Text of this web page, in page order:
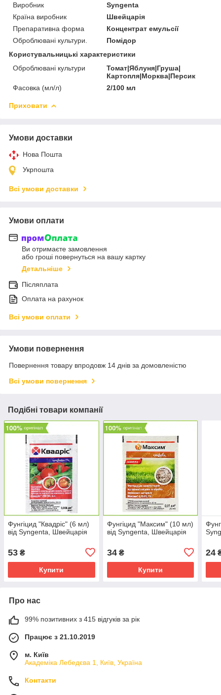
Виробник
Syngenta
Країна виробник
Швейцарія
Препаративна форма
Концентрат емульсії
Оброблювані культури.
Помідор
Користувальницькі характеристики
Оброблювані культури
Томат|Яблуня|Груша|
Картопля|Морква|Персик
Фасовка (мл/л)
2/100 мл
Приховати
Умови доставки
Нова Пошта
Укрпошта
Всі умови доставки
Умови оплати
Ви отримаєте замовлення
або гроші повернуться на вашу картку
Детальніше
Післяплата
Оплата на рахунок
Всі умови оплати
Умови повернення
Повернення товару впродовж 14 днів за домовленістю
Всі умови повернення
Подібні товари компанії
Фунгіцид "Квадріс" (6 мл)
від Syngenta, Швейцарія
53 ₴
Купити
Фунгіцид "Максим" (10 мл)
від Syngenta, Швейцарія
34₴
Купити
24
Про нас
99% позитивних з 415 відгуків за рік
Працює з 21.10.2019
м. Київ
Академіка Лебедєва 1, Київ, Україна
Контакти